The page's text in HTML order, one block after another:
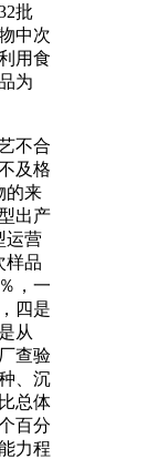
批
中次
用食
为
不合
及格
的来
出产
运营
样品
，一
四是
从
查验
、沉
总体
百分
力程